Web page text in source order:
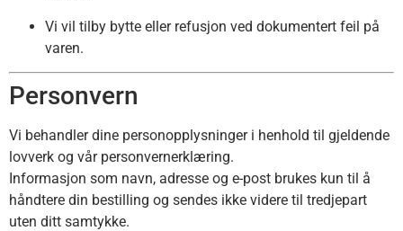
Vi vil tilby bytte eller refusjon ved dokumentert feil på
varen.
Personvern
Vi behandler dine personopplysninger i henhold til gjeldende
lovverk og vår personvernerklæring.
Informasjon som navn, adresse og e-post brukes kun til å
håndtere din bestilling og sendes ikke videre til tredjepart
uten ditt samtykke.